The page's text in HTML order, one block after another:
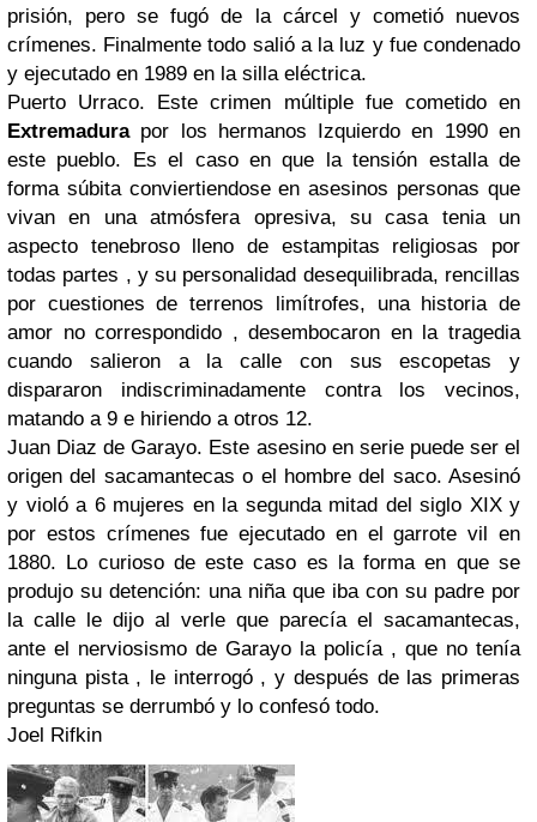
prisión, pero se fugó de la cárcel y cometió nuevos
crímenes. Finalmente todo salió a la luz y fue condenado
y ejecutado en 1989 en la silla eléctrica.
Puerto Urraco. Este crimen múltiple fue cometido en
Extremadurapor los hermanos Izquierdo en 1990 en
este pueblo. Es el caso en que la tensión estalla de
forma súbita conviertiendose en asesinos personas que
vivan en una atmósfera opresiva, su casa tenia un
aspecto tenebroso lleno de estampitas religiosas por
todas partes , y su personalidad desequilibrada, rencillas
por cuestiones de terrenos limítrofes, una historia de
amor no correspondido , desembocaron en la tragedia
cuando salieron a la calle con sus escopetas y
dispararon indiscriminadamente contra los vecinos,
matando a 9 e hiriendo a otros 12.
Juan Diaz de Garayo. Este asesino en serie puede ser el
origen del sacamantecas o el hombre del saco. Asesinó
y violó a 6 mujeres en la segunda mitad del siglo XIX y
por estos crímenes fue ejecutado en el garrote vil en
1880. Lo curioso de este caso es la forma en que se
produjo su detención: una niña que iba con su padre por
la calle le dijo al verle que parecía el sacamantecas,
ante el nerviosismo de Garayo la policía , que no tenía
ninguna pista , le interrogó , y después de las primeras
preguntas se derrumbó y lo confesó todo.
Joel Rifkin